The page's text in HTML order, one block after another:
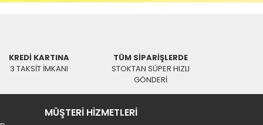
KREDİ KARTINA
3 TAKSİT İMKANI
TÜM SİPARİŞLERDE
STOKTAN SÜPER HIZLI
GÖNDERİ
MÜŞTERİ HİZMETLERİ